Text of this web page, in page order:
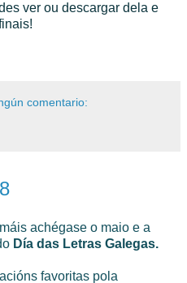
ver ou descargar dela e
comentario:
achégase o maio e a
Día das Letras Galegas.
favoritas pola